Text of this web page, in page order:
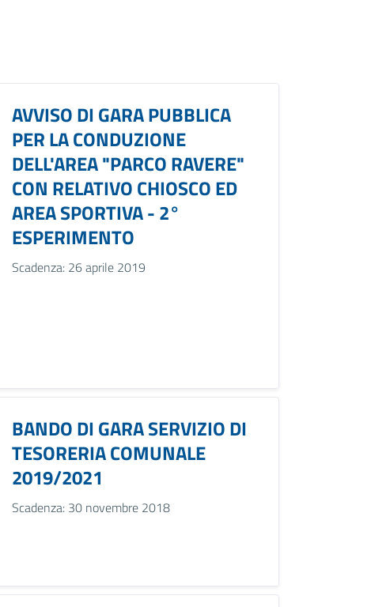
AVVISO DI GARA PUBBLICA
PER LA CONDUZIONE
DELL'AREA "PARCO RAVERE"
CON RELATIVO CHIOSCO ED
AREA SPORTIVA - 2°
ESPERIMENTO
Scadenza: 26 aprile 2019
BANDO DI GARA SERVIZIO DI
TESORERIA COMUNALE
2019/2021
Scadenza: 30 novembre 2018